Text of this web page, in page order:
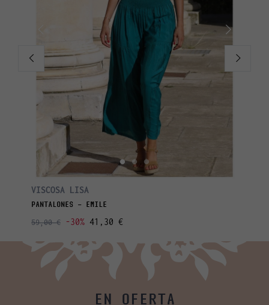
VISCOSA LISA
PANTALONES - EMILE
59,00 € -30% 41,30 €
EN OFERTA